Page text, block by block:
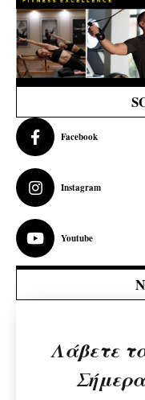
Facebook
Instagram
Youtube
Λάβετε